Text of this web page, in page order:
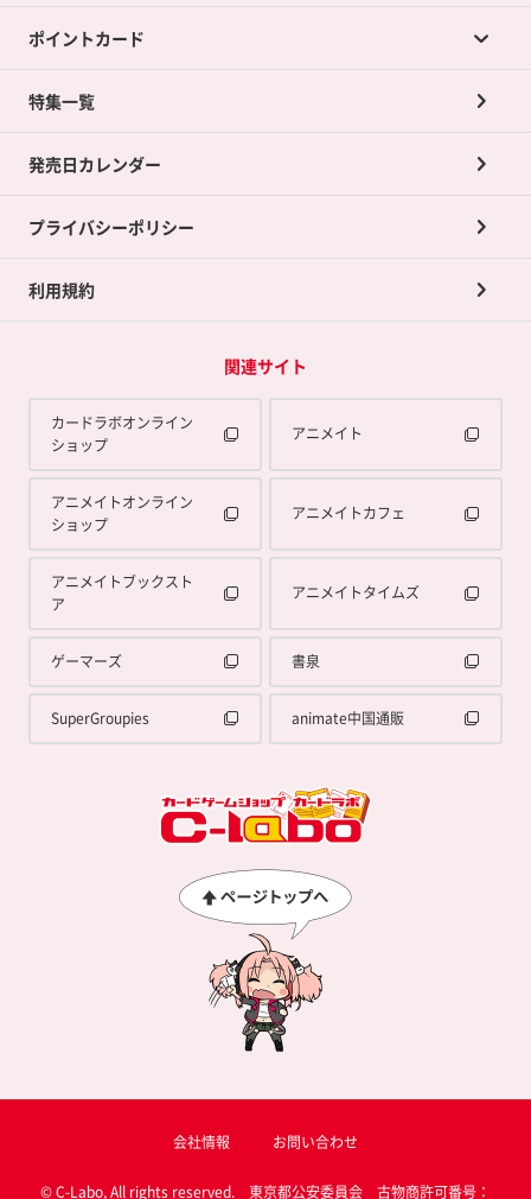
店舗買取について
ネット買取について
買取承諾書について
ポイントカード
ポイントカードTOP
ポイント交換景品
特集一覧
発売日カレンダー
プライバシーポリシー
利用規約
関連サイト
カードラボオンライン
ショップ
アニメイト
アニメイトオンライン
ショップ
アニメイトカフェ
アニメイトブックスト
ア
アニメイトタイムズ
ゲーマーズ 書泉
SuperGroupies animate中国通販
会社情報 お問い合わせ
© C-Labo, All rights reserved. 東京都公安委員会 古物商許可番号：